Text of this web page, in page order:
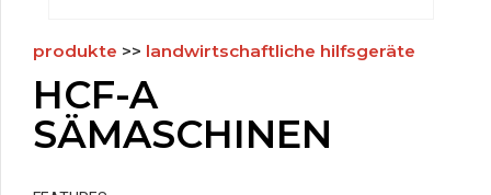
produkte >> landwirtschaftliche hilfsgeräte
HCF-A
SÄMASCHINEN